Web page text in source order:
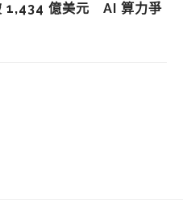
1,434 億美元 AI 算力爭